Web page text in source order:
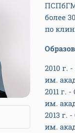
более
по
2010 г.
им.
2011 г.
им.
2013 г.
им.